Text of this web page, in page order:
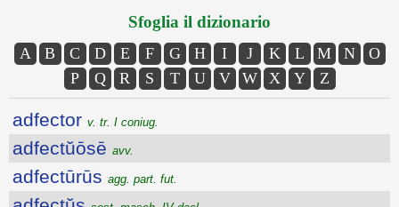
Sfoglia il dizionario
A B C D E F G H I J K L M N
O
P
Q R S T U V W X Y Z
adfector v. tr. I coniug.
adfectŭōsē avv.
adfectūrūs agg. part. fut.